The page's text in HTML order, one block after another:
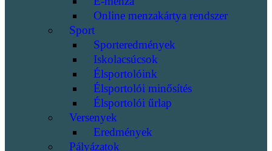
Online menzakártya rendszer
Sport
Sporteredmények
Iskolacsúcsok
Élsportolóink
Élsportolói minősítés
Élsportolói űrlap
Versenyek
Eredmények
Pályázatok